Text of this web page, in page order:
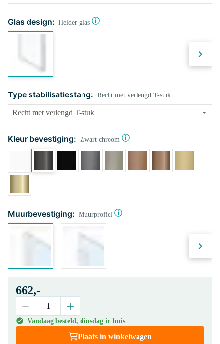
Glas design: Helder glas
Type stabilisatiestang: Recht met verlengd T-stuk
Kleur bevestiging: Zwart chroom
Muurbevestiging: Muurprofiel
662,-
Vandaag besteld, dinsdag in huis
Plaats in winkelwagen